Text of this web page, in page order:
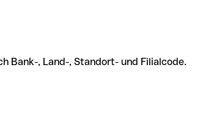
Bank-, Land-, Standort- und Filialcode.